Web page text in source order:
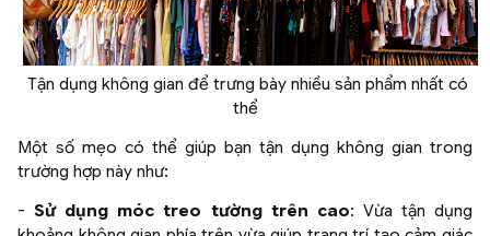
Tận dụng không gian để trưng bày nhiều sản phẩm nhất có
thể
Một số mẹo có thể giúp bạn tận dụng không gian trong
trường hợp này như:
-Sử dụng móc treo tường trên cao: Vừa tận dụng